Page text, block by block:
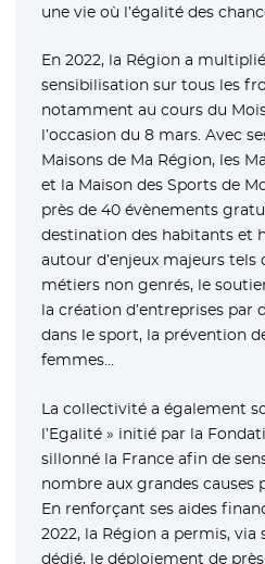
une vie où l’égalité des
En 2022, la Région a
sensibilisation sur tous les
notamment au cours du
l’occasion du 8 mars. Avec
Maisons de Ma Région, les
et la Maison des Sports de
près de 40 évènements
destination des habitants et
autour d’enjeux majeurs tels
métiers non genrés, le
la création d’entreprises par
dans le sport, la prévention
femmes…
La collectivité a également
l’Egalité » initié par la
sillonné la France afin de
nombre aux grandes causes
En renforçant ses aides
2022, la Région a permis, via
dédié, le déploiement de